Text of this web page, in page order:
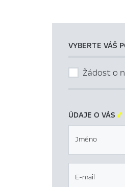
VYBERTE VÁŠ
Žádost o
ÚDAJE O VÁS 
Jméno
E-mail